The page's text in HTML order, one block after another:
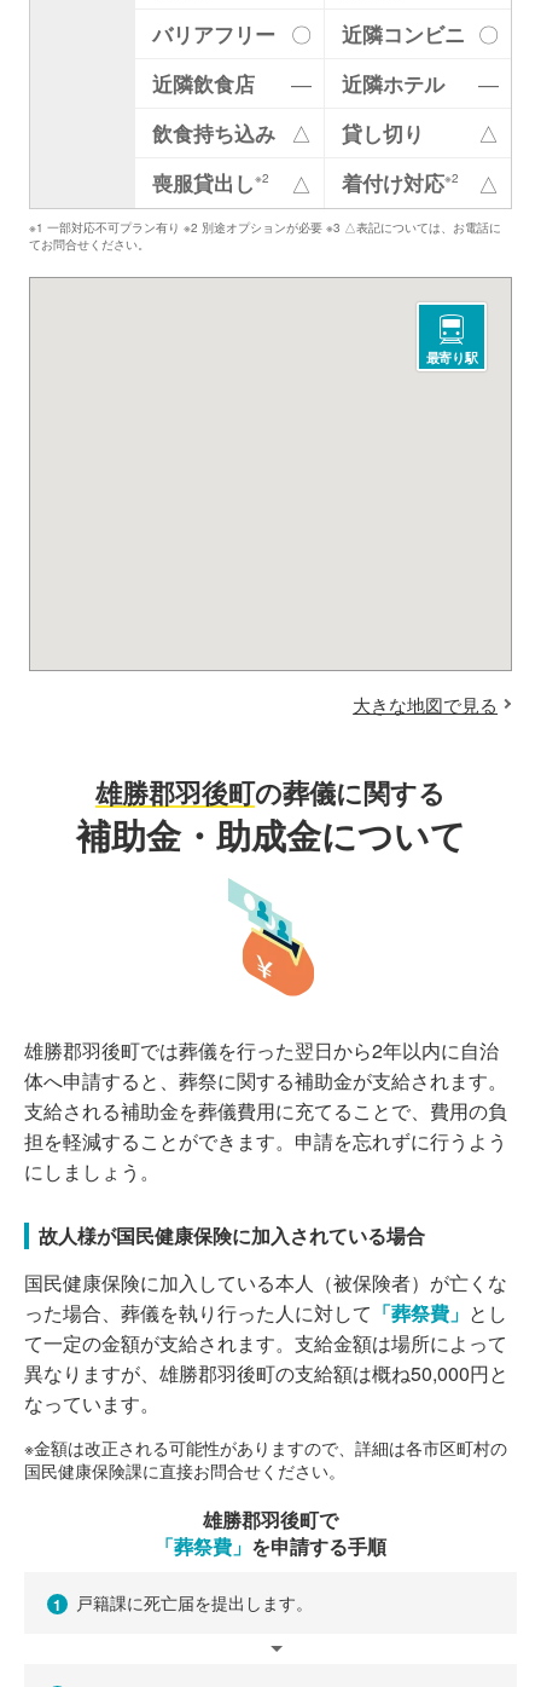
バリアフリー 〇 近隣コンビニ 〇
近隣飲食店
― 近隣ホテル
―
飲食持ち込み
△ 貸し切り
△
喪服貸出し※2 △ 着付け対応※2 △
※1 一部対応不可プラン有り ※2 別途オプションが必要 ※3 △表記については、お電話に
てお問合せください。
最寄り駅
大きな地図で見る
雄勝郡羽後町の葬儀に関する
補助金・助成金について
雄勝郡羽後町では葬儀を行った翌日から2年以内に自治
体へ申請すると、葬祭に関する補助金が支給されます。
支給される補助金を葬儀費用に充てることで、費用の負
担を軽減することができます。申請を忘れずに行うよう
にしましょう。
故人様が国民健康保険に加入されている場合
国民健康保険に加入している本人（被保険者）が亡くな
った場合、葬儀を執り行った人に対して 「葬祭費」 とし
て一定の金額が支給されます。支給金額は場所によって
異なりますが、雄勝郡羽後町の支給額は概ね50,000円と
なっています。
※金額は改正される可能性がありますので、詳細は各市区町村の
国民健康保険課に直接お問合せください。
雄勝郡羽後町で
「葬祭費」 を申請する手順
1 戸籍課に死亡届を提出します。